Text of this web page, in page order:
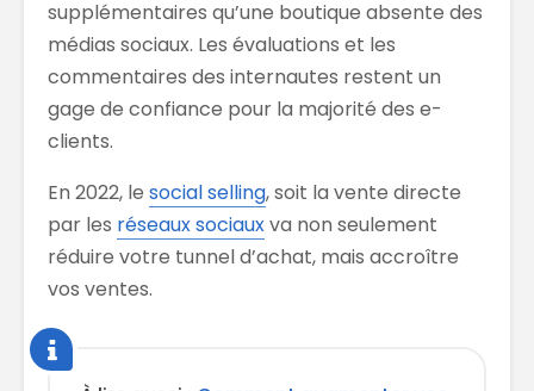
supplémentaires qu’une boutique absente des
médias sociaux. Les évaluations et les
commentaires des internautes restent un
gage de confiance pour la majorité des e-
clients.
En 2022, le social selling, soit la vente directe
par les réseaux sociauxva non seulement
réduire votre tunnel d’achat, mais accroître
vos ventes.